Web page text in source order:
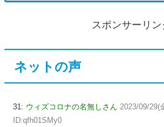
スポンサーリン
ネットの声
31: ウィズコロナの名無しさん 2023/09/29(
ID:qfh01SMy0